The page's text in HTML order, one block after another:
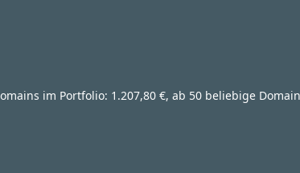
im Portfolio: 1.207,80 €, ab 50 beliebige